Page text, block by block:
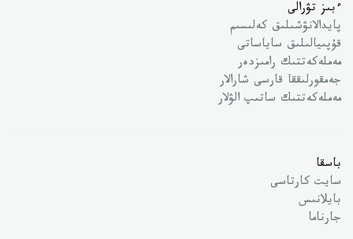
ءبىز تۋرالى
پايدالانۋشىلىق كەلىسىم
قۇپىيالىلىق ساياساتى
مەملەكەتتىك رامىزدەر
جەمقورلىققا قارسى شارالار
مەملەكەتتىك ساتىپ الۋلار
باسقا
سايت كارتاسى
بايلانىس
جارناما